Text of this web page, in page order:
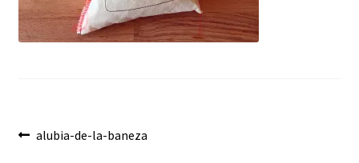
Envíos
Navegación
Anterior:
alubia-de-la-baneza